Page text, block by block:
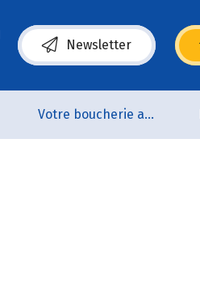
Newsletter
(s’ouvre dans une nouvelle
Votre boucherie artisanale 100% bio et Origine France